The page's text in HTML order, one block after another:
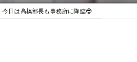
今日は髙橋部長も事務所に降臨😎